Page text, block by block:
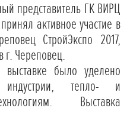
представитель ГК ВИРЦ
активное участие в
СтройЭкспо 2017,
г. Череповец.
было уделено
индустрии, тепло- и
Выставка